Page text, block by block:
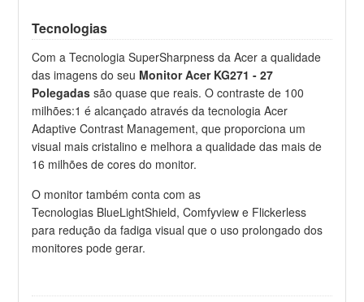
Tecnologias
Com a Tecnologia SuperSharpness da Acer a qualidade
das imagens do seu Monitor Acer KG271 - 27
Polegadas são quase que reais. O contraste de 100
milhões:1 é alcançado através da tecnologia Acer
Adaptive Contrast Management, que proporciona um
visual mais cristalino e melhora a qualidade das mais de
16 milhões de cores do monitor.
O monitor também conta com as
Tecnologias BlueLightShield, Comfyview e Flickerless
para redução da fadiga visual que o uso prolongado dos
monitores pode gerar.